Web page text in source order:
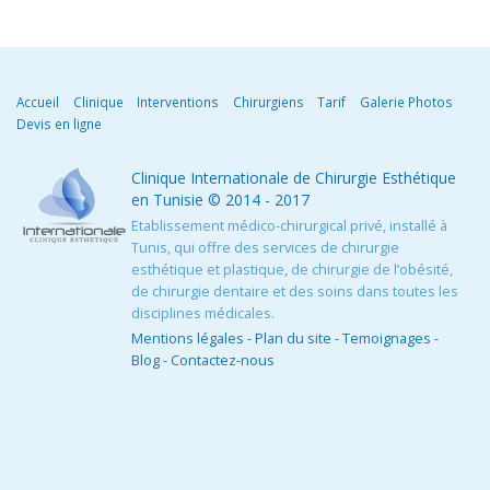
Accueil Clinique Interventions Chirurgiens Tarif
Galerie Photos
Devis en ligne
Clinique Internationale de Chirurgie Esthétique
en Tunisie © 2014 - 2017
Etablissement médico-chirurgical privé, installé à
Tunis, qui offre des services de chirurgie
esthétique et plastique, de chirurgie de l’obésité,
de chirurgie dentaire et des soins dans toutes les
disciplines médicales.
Mentions légales -Plan du site -Temoignages -
Blog-Contactez-nous